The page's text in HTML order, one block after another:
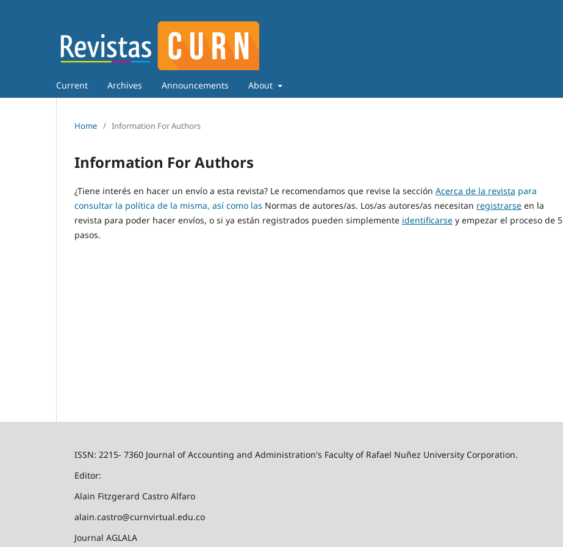
Current Archives Announcements About
Home / Information For Authors
Information For Authors
¿Tiene interés en hacer un envío a esta revista? Le recomendamos que revise la sección Acerca de la revista para
consultar la política de la misma, así como las Normas de autores/as. Los/as autores/as necesitan registrarse en la
revista para poder hacer envíos, o si ya están registrados pueden simplemente identificarse y empezar el proceso de 5
pasos.
ISSN: 2215- 7360 Journal of Accounting and Administration's Faculty of Rafael Nuñez University Corporation.
Editor:
Alain Fitzgerard Castro Alfaro
alain.castro@curnvirtual.edu.co
Journal AGLALA